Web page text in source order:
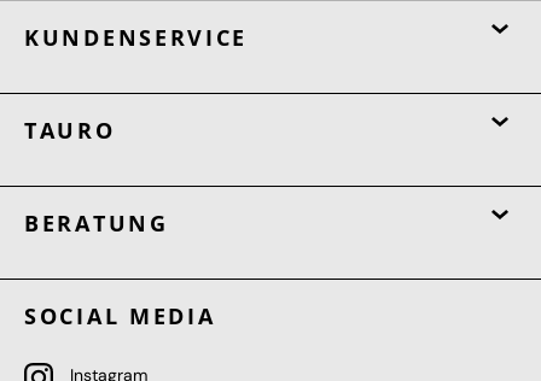
KUNDENSERVICE
TAURO
BERATUNG
SOCIAL MEDIA
Instagram